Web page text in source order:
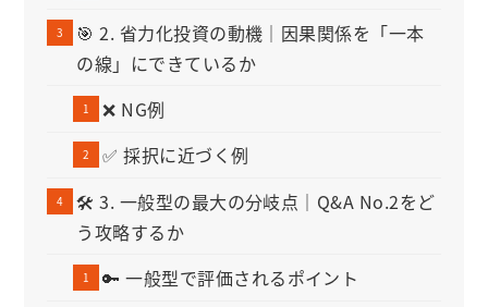
🎯 2. 省力化投資の動機｜因果関係を「一本
の線」にできているか
❌ NG例
✅ 採択に近づく例
🛠 3. 一般型の最大の分岐点｜Q&A No.2をど
う攻略するか
🔑 一般型で評価されるポイント